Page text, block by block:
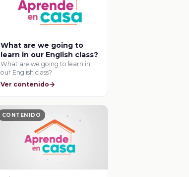
What are we going to
learn in our English class?
What are we going to learn in
our English class?
Ver contenido
CONTENIDO